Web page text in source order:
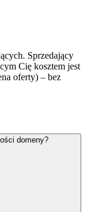
Sprzedający
Cię kosztem jest
oferty) – bez
domeny?